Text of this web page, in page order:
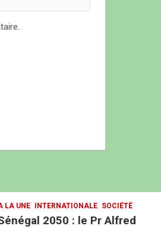
LA UNE INTERNATIONALE SOCIÉTÉ
2050 : le Pr Alfred